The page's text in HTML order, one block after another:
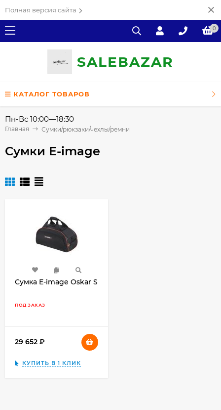
Полная версия сайта
0
SALEВAZAR
КАТАЛОГ ТОВАРОВ
Пн-Вс 10:00—18:30
Главная Сумки/рюкзаки/чехлы/ремни
Сумки E-image
Сумка E-image Oskar S
ПОД ЗАКАЗ
29 652
КУПИТЬ В 1 КЛИК